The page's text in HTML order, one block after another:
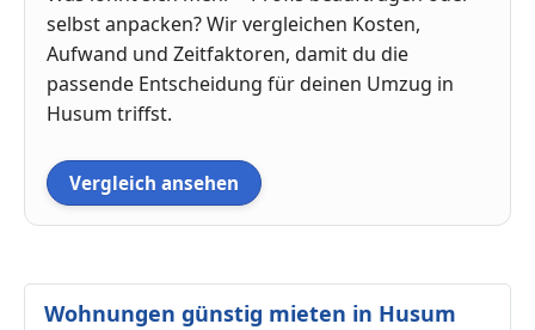
selbst anpacken? Wir vergleichen Kosten,
Aufwand und Zeitfaktoren, damit du die
passende Entscheidung für deinen Umzug in
Husum triffst.
Vergleich ansehen
Wohnungen günstig mieten in Husum